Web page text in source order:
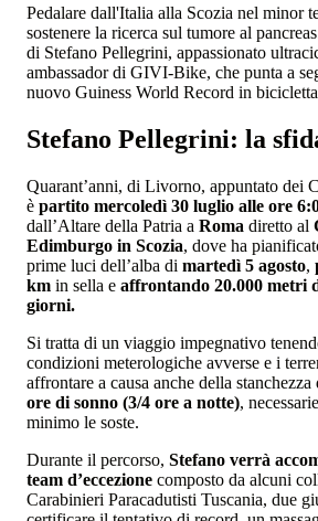
Pedalare dall'Italia alla Scozia nel minor
sostenere la ricerca sul tumore al
di Stefano Pellegrini, appassionato
ambassador di GIVI-Bike, che punta a
nuovo Guiness World Record in
Stefano Pellegrini: la
Quarant’anni, di Livorno, appuntato dei
è partito mercoledì 30 luglio alle ore
dall’Altare della Patria a Roma diretto al
Edimburgo in Scozia, dove ha
prime luci dell’alba di martedì 5 agosto,
km in sella e affrontando 20.000 metri
giorni.
Si tratta di un viaggio impegnativo
condizioni meterologiche avverse e i
affrontare a causa anche della
ore di sonno (3/4 ore a notte),
minimo le soste.
Durante il percorso, Stefano verrà
team d’eccezione composto da alcuni
Carabinieri Paracadutisti Tuscania, due